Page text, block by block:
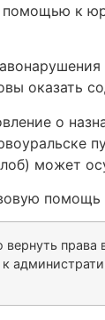
к
оказать
о
может
помощь